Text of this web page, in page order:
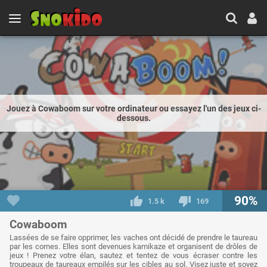
Jouez à Cowaboom sur votre ordinateur ou essayez l'un des jeux ci-
dessous.
1.5 k 169 90%
Cowaboom
Lassées de se faire opprimer, les vaches ont décidé de prendre le taureau
par les cornes. Elles sont devenues kamikaze et organisent de drôles de
jeux ! Prenez votre élan, sautez et tentez de vous écraser contre les
troupeaux de taureaux empilés sur les cibles au sol. Visez juste et soyez